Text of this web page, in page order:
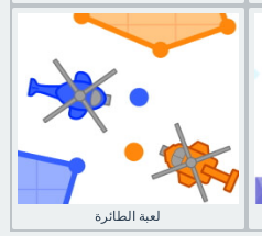
لعبة الطائرة